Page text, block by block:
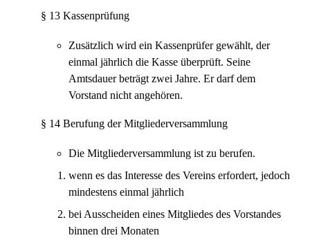
§ 13 Kassenprüfung
Zusätzlich wird ein Kassenprüfer gewählt, der
einmal jährlich die Kasse überprüft. Seine
Amtsdauer beträgt zwei Jahre. Er darf dem
Vorstand nicht angehören.
§ 14 Berufung der Mitgliederversammlung
Die Mitgliederversammlung ist zu berufen.
wenn es das Interesse des Vereins erfordert, jedoch
mindestens einmal jährlich
bei Ausscheiden eines Mitgliedes des Vorstandes
binnen drei Monaten